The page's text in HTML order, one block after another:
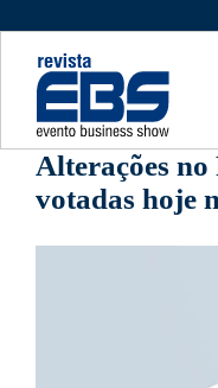
Alterações no
votadas hoje